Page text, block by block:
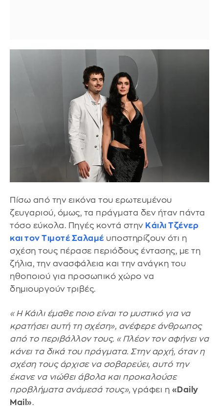
Πίσω από την εικόνα του ερωτευμένου
ζευγαριού, όμως, τα πράγματα δεν ήταν πάντα
τόσο εύκολα. Πηγές κοντά στην Κάιλι Τζένερ
και τον Τιμοτέ Σαλαμέ υποστηρίζουν ότι η
σχέση τους πέρασε περιόδους έντασης, με τη
ζήλια, την ανασφάλεια και την ανάγκη του
ηθοποιού για προσωπικό χώρο να
δημιουργούν τριβές.
«Η Κάιλι έμαθε ποιο είναι το μυστικό για να
κρατήσει αυτή τη σχέση», ανέφερε άνθρωπος
από το περιβάλλον τους. «Πλέον τον αφήνει να
κάνει τα δικά του πράγματα. Στην αρχή, όταν η
σχέση τους άρχισε να σοβαρεύει, αυτό την
έκανε να νιώθει άβολα και προκαλούσε
προβλήματα ανάμεσά τους», γράφει η «Daily
Mail».